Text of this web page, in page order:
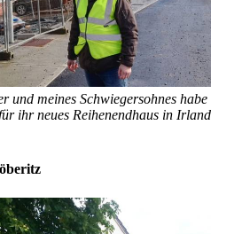
und meines Schwiegersohnes habe
ihr neues Reihenendhaus in Irland